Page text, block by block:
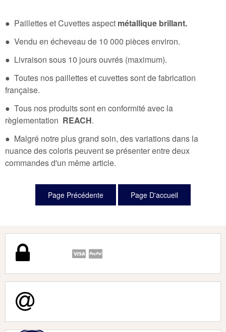
● Paillettes et Cuvettes aspect métallique brillant.
● Vendu en écheveau de 10 000 pièces environ.
● Livraison sous 10 jours ouvrés (maximum).
● Toutes nos paillettes et cuvettes sont de fabrication
française.
● Tous nos produits sont en conformité avec la
règlementation REACH.
● Malgré notre plus grand soin, des variations dans la
nuance des coloris peuvent se présenter entre deux
commandes d'un même article.